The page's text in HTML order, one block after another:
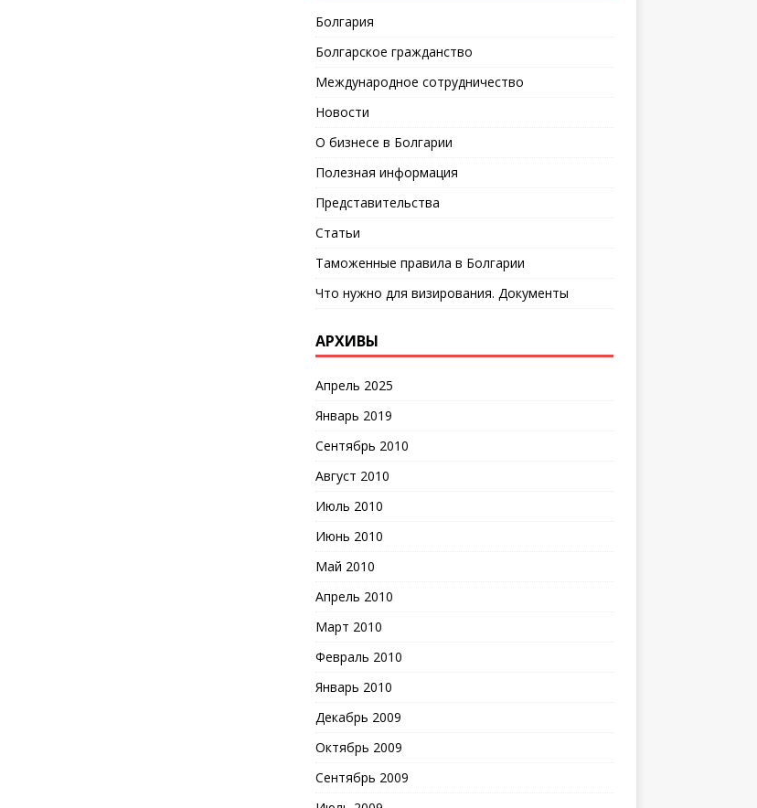
Болгария
Болгарское гражданство
Международное сотрудничество
Новости
О бизнесе в Болгарии
Полезная информация
Представительства
Статьи
Таможенные правила в Болгарии
Что нужно для визирования. Документы
АРХИВЫ
Апрель 2025
Январь 2019
Сентябрь 2010
Август 2010
Июль 2010
Июнь 2010
Май 2010
Апрель 2010
Март 2010
Февраль 2010
Январь 2010
Декабрь 2009
Октябрь 2009
Сентябрь 2009